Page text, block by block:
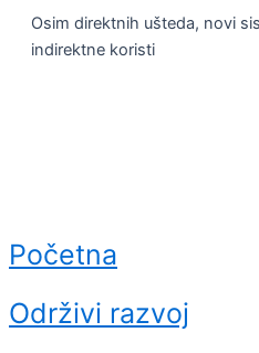
Osim direktnih ušteda, novi
indirektne koristi
Početna
Održivi razvoj